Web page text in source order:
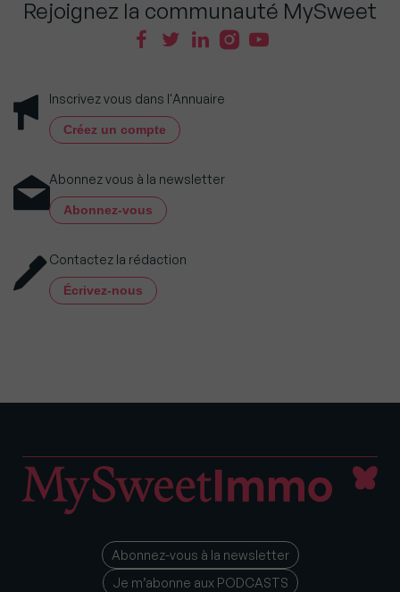
Rejoignez la communauté MySweet
Inscrivez vous dans l'Annuaire
Créez un compte
Abonnez vous à la newsletter
Abonnez-vous
Contactez la rédaction
Écrivez-nous
Abonnez-vous à la newsletter
Je m’abonne aux PODCASTS